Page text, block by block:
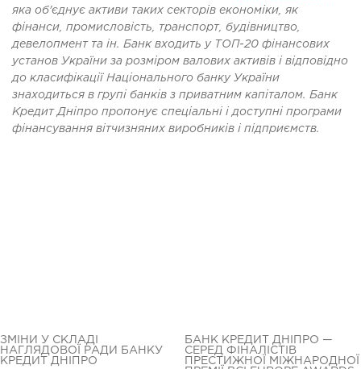
яка об'єднує активи таких секторів економіки, як
фінанси, промисловість, транспорт, будівництво,
девелопмент та ін. Банк входить у ТОП-20 фінансових
установ України за розміром валових активів і відповідно
до класифікації Національного банку України
знаходиться в групі банків з приватним капіталом. Банк
Кредит Дніпро пропонує спеціальні і доступні програми
фінансування вітчизняних виробників і підприємств.
ЗМІНИ У СКЛАДІ
НАГЛЯДОВОЇ РАДИ БАНКУ
КРЕДИТ ДНІПРО
БАНК КРЕДИТ ДНІПРО —
СЕРЕД ФІНАЛІСТІВ
ПРЕСТИЖНОЇ МІЖНАРОДНОЇ